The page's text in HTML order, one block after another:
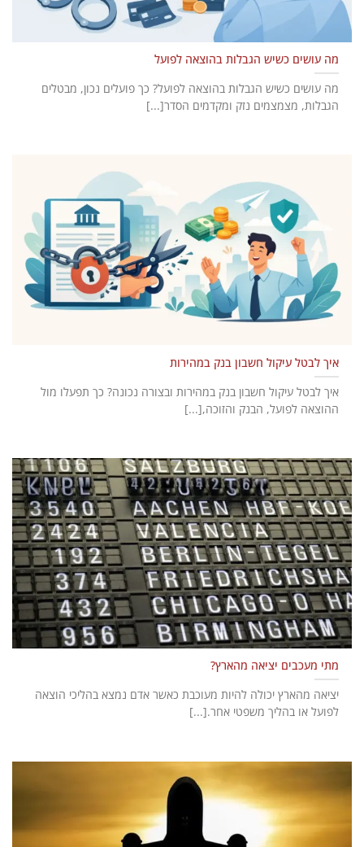
מה עושים כשיש הגבלות בהוצאה לפועל
מה עושים כשיש הגבלות בהוצאה לפועל? כך פועלים נכון, מבטלים
הגבלות, מצמצמים נזק ומקדמים הסדר[...]
איך לבטל עיקול חשבון בנק במהירות
איך לבטל עיקול חשבון בנק במהירות ובצורה נכונה? כך תפעלו מול
ההוצאה לפועל, הבנק והזוכה,[...]
מתי מעכבים יציאה מהארץ?
יציאה מהארץ יכולה להיות מעוכבת כאשר אדם נמצא בהליכי הוצאה
לפועל או בהליך משפטי אחר.[...]